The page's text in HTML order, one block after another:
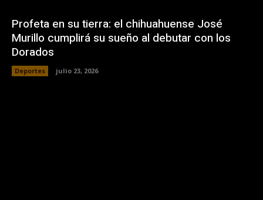
Profeta en su tierra: el chihuahuense José
Murillo cumplirá su sueño al debutar con los
Dorados
Deportes julio 23, 2026